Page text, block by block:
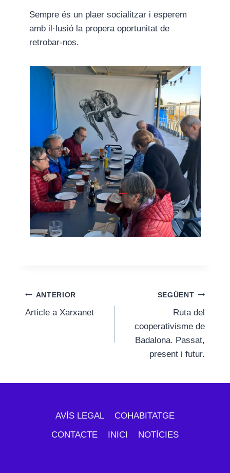
Sempre és un plaer socialitzar i esperem
amb il·lusió la propera oportunitat de
retrobar-nos.
Navegació
d'entrades
ANTERIOR
Article a Xarxanet
SEGÜENT
Ruta del
cooperativisme de
Badalona. Passat,
present i futur.
AVÍS LEGAL
COHABITATGE
CONTACTE
INICI NOTÍCIES